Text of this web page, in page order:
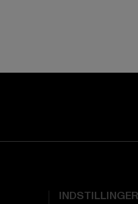
channel:
INDSTILLINGER